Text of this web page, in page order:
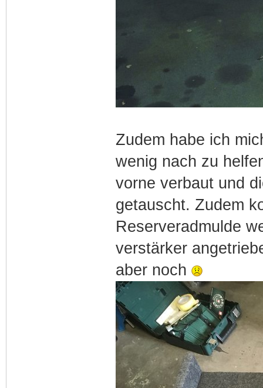
Zudem habe ich
wenig nach zu
vorne verbaut und
getauscht. Zudem
Reserveradmulde
verstärker
aber noch